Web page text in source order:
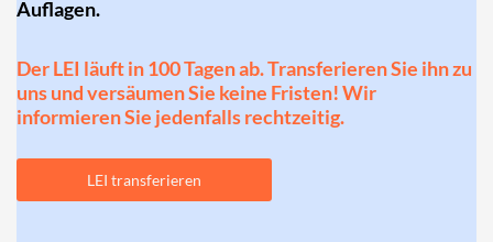
Auflagen.
Der LEI läuft in 100 Tagen ab. Transferieren Sie ihn zu
uns und versäumen Sie keine Fristen! Wir
informieren Sie jedenfalls rechtzeitig.
LEI transferieren